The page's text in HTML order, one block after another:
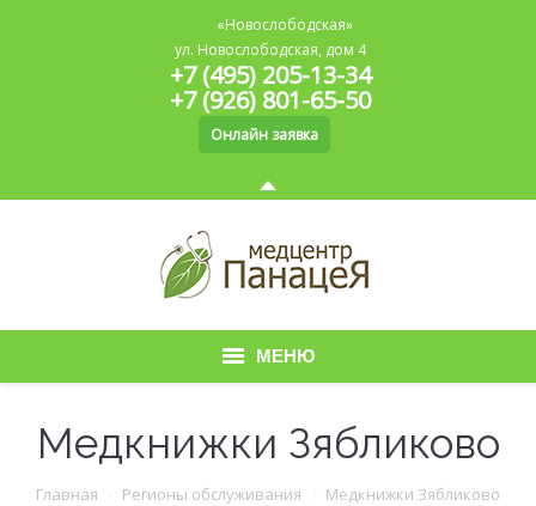
«Новослободская»
ул. Новослободская, дом 4
+7 (495) 205-13-34
+7 (926) 801-65-50
Онлайн заявка
МЕНЮ
Медкнижки Зябликово
Вы здесь:
Главная Регионы обслуживания Медкнижки Зябликово